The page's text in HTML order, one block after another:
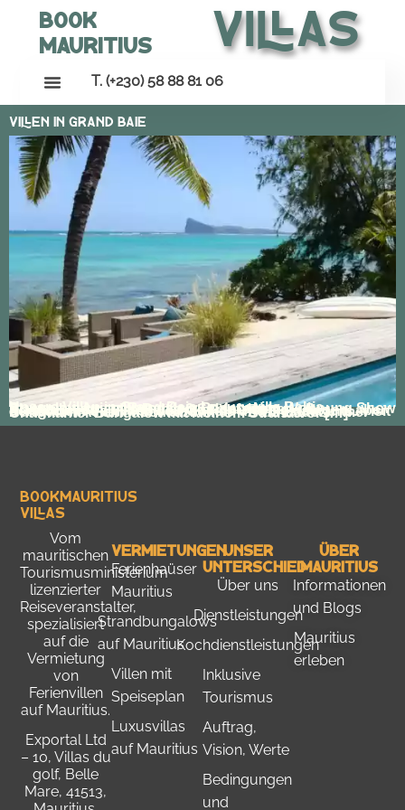
Book
Mauritius
Villas
T. (+230) 58 88 81 06
Villen In Grand Baie
Unsere Villen in Grand Baie Luxury villa Bahia Bungalow Aviam Bungalow Badam Neo Wohnung Show Places Luxury villa Bahia 6 Schlafzimmer – 5 Badezimmer – Luxusvilla mit Pool. Ruhig gelegen, aber dennoch in der Nähe von Outlets und Restaurants. Visit Bungalow Aviam 4 Schlafzimmer – 2 1/2 Badezimmer – Charmanter Bungalow mit kleinem Strand vor […]
Bookmauritius
Villas
Vom
mauritischen
Tourismusministerium
lizenzierter
Reiseveranstalter,
spezialisiert
auf die
Vermietung
von
Ferienvillen
auf Mauritius.
Exportal Ltd
– 10, Villas du
golf, Belle
Mare, 41513,
Vermietungen
Ferienhaüser
Mauritius
Strandbungalows
auf Mauritius
Villen mit
Speiseplan
Luxusvillas
auf Mauritius
Unser
Unterschied
Über uns
Dienstleistungen
Kochdienstleistungen
Inklusive
Tourismus
Auftrag,
Vision, Werte
Bedingungen
und
Über
Mauritius
Informationen
und Blogs
Mauritius
erleben